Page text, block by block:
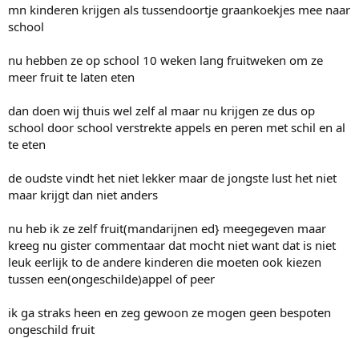
mn kinderen krijgen als tussendoortje graankoekjes mee naar
school
nu hebben ze op school 10 weken lang fruitweken om ze
meer fruit te laten eten
dan doen wij thuis wel zelf al maar nu krijgen ze dus op
school door school verstrekte appels en peren met schil en al
te eten
de oudste vindt het niet lekker maar de jongste lust het niet
maar krijgt dan niet anders
nu heb ik ze zelf fruit(mandarijnen ed} meegegeven maar
kreeg nu gister commentaar dat mocht niet want dat is niet
leuk eerlijk to de andere kinderen die moeten ook kiezen
tussen een(ongeschilde)appel of peer
ik ga straks heen en zeg gewoon ze mogen geen bespoten
ongeschild fruit